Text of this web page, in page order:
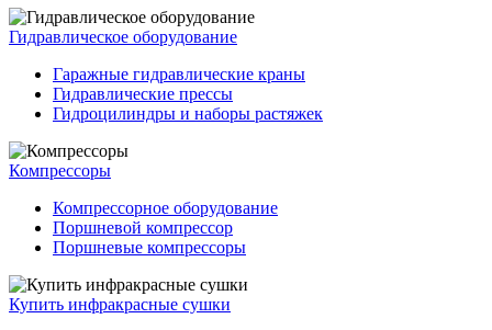
Гидравлическое оборудование
Гаражные гидравлические краны
Гидравлические прессы
Гидроцилиндры и наборы растяжек
Компрессоры
Компрессорное оборудование
Поршневой компрессор
Поршневые компрессоры
Купить инфракрасные сушки